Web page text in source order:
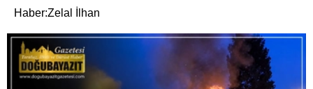
Haber:Zelal İlhan